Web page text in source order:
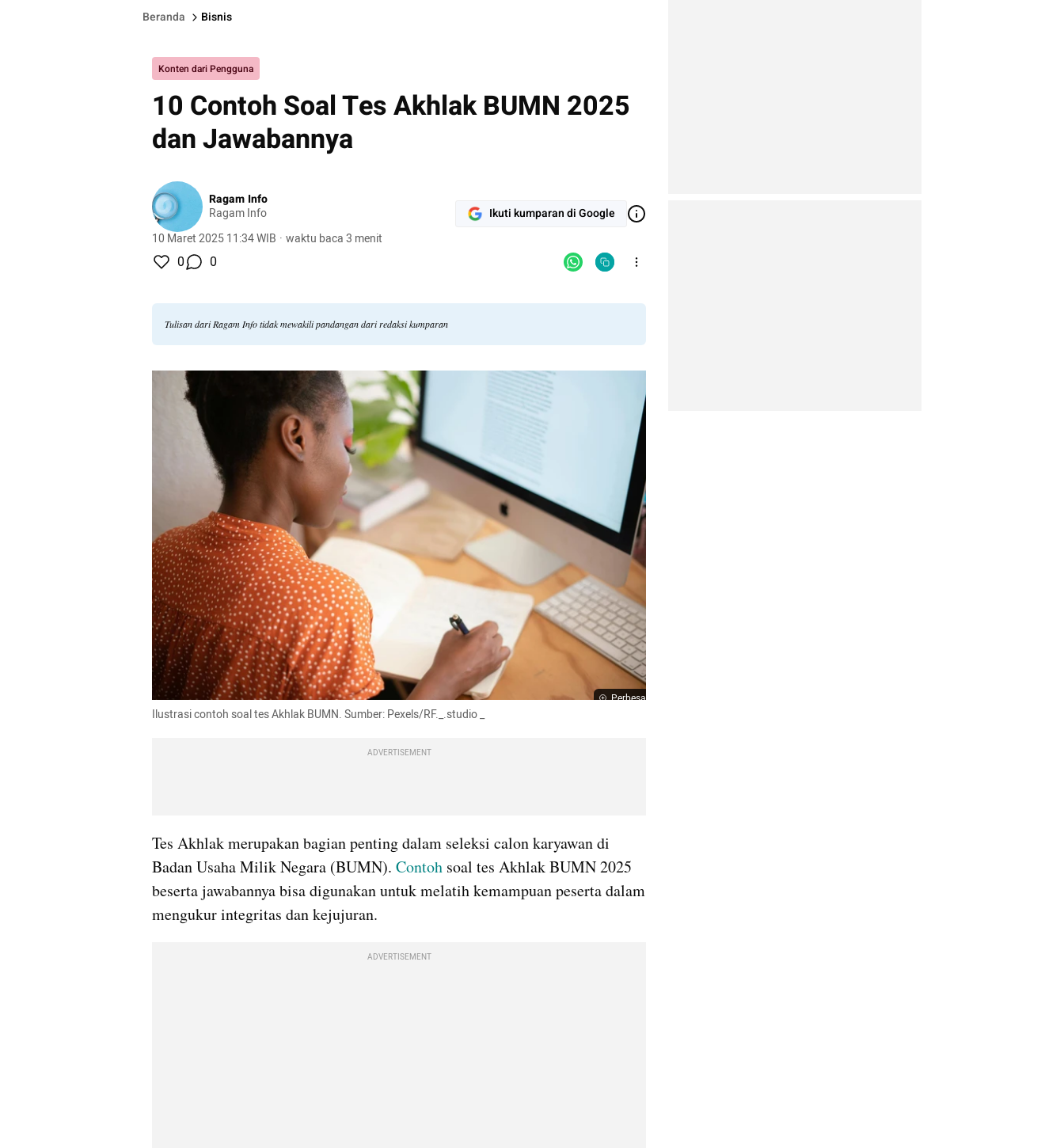
Beranda Bisnis
Konten dari Pengguna
10 Contoh Soal Tes Akhlak BUMN 2025
dan Jawabannya
Ragam Info
Ragam Info
10 Maret 2025 11:34 WIB · waktu baca 3 menit
Ikuti kumparan di Google
0 0
Tulisan dari Ragam Info tidak mewakili pandangan dari redaksi kumparan
Perbesar
Ilustrasi contoh soal tes Akhlak BUMN. Sumber: Pexels/RF._.studio _
ADVERTISEMENT
Tes Akhlak merupakan bagian penting dalam seleksi calon karyawan di
Badan Usaha Milik Negara (BUMN). Contoh soal tes Akhlak BUMN 2025
beserta jawabannya bisa digunakan untuk melatih kemampuan peserta dalam
mengukur integritas dan kejujuran.
ADVERTISEMENT